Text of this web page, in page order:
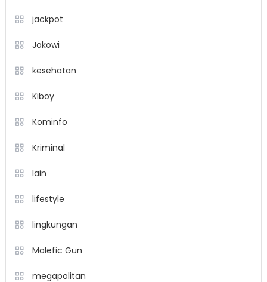
jackpot
Jokowi
kesehatan
Kiboy
Kominfo
Kriminal
lain
lifestyle
lingkungan
Malefic Gun
megapolitan